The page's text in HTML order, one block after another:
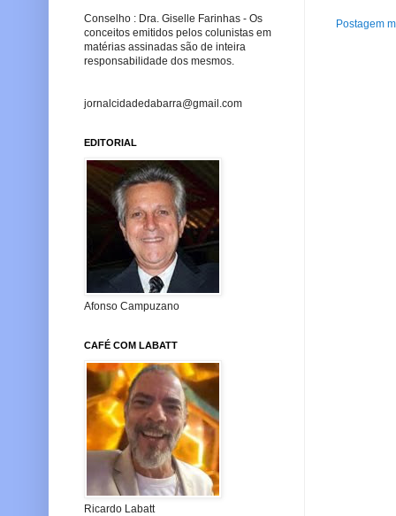
Postagem
Conselho : Dra. Giselle Farinhas - Os
conceitos emitidos pelos colunistas em
matérias assinadas são de inteira
responsabilidade dos mesmos.
jornalcidadedabarra@gmail.com
EDITORIAL
Afonso Campuzano
CAFÉ COM LABATT
Ricardo Labatt